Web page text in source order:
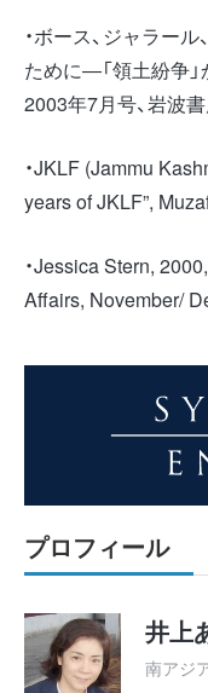
・ボース、ジャラー
ために―「領土紛争」
2003年7月号、岩波
・JKLF (Jammu
years of JKLF”,
・Jessica Stern,
Affairs, November/
プロフィール
井上
南アジ